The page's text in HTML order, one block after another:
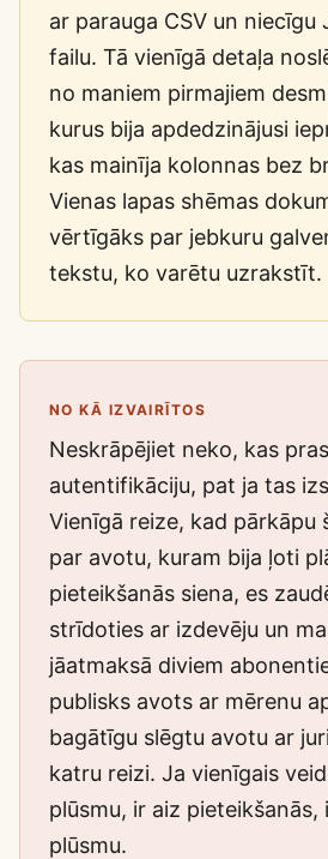
ar parauga CSV un niecīgu
failu. Tā vienīgā detaļa
no maniem pirmajiem
kurus bija apdedzinājusi
kas mainīja kolonnas bez
Vienas lapas shēmas
vērtīgāks par jebkuru
tekstu, ko varētu uzrakstīt.
NO KĀ IZVAIRĪTOS
Neskrāpējiet neko, kas
autentifikāciju, pat ja tas
Vienīgā reize, kad pārkāpu
par avotu, kuram bija ļoti
pieteikšanās siena, es
strīdoties ar izdevēju un
jāatmaksā diviem
publisks avots ar mērenu
bagātīgu slēgtu avotu ar
katru reizi. Ja vienīgais
plūsmu, ir aiz
plūsmu.